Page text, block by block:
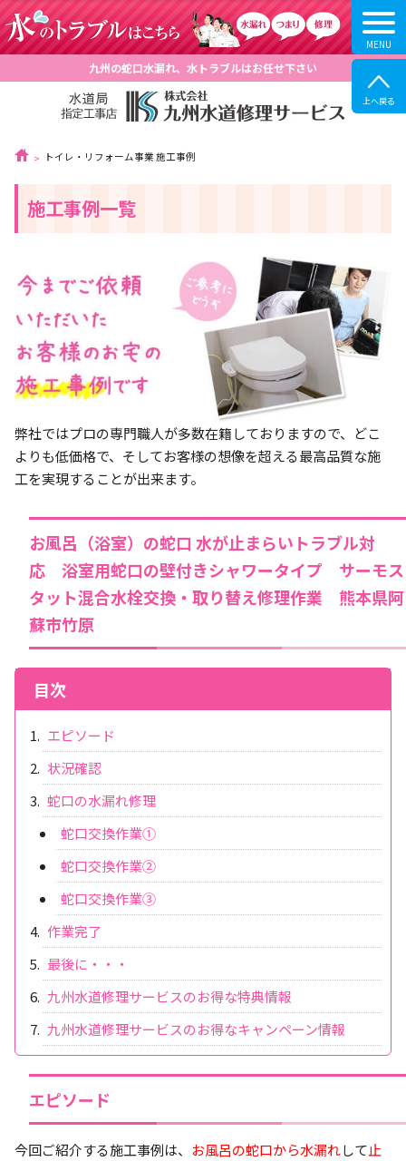
九州の蛇口水漏れ、水トラブルはお任せ下さい
トイレ・リフォーム事業 施工事例
施工事例一覧
弊社ではプロの専門職人が多数在籍しておりますので、どこ
よりも低価格で、そしてお客様の想像を超える最高品質な施
工を実現することが出来ます。
お風呂（浴室）の蛇口 水が止まらいトラブル対
応 浴室用蛇口の壁付きシャワータイプ サーモス
タット混合水栓交換・取り替え修理作業 熊本県阿
蘇市竹原
目次
エピソード
状況確認
蛇口の水漏れ修理
蛇口交換作業①
蛇口交換作業②
蛇口交換作業③
作業完了
最後に・・・
九州水道修理サービスのお得な特典情報
九州水道修理サービスのお得なキャンペーン情報
エピソード
今回ご紹介する施工事例は、 お風呂の蛇口から水漏れして止